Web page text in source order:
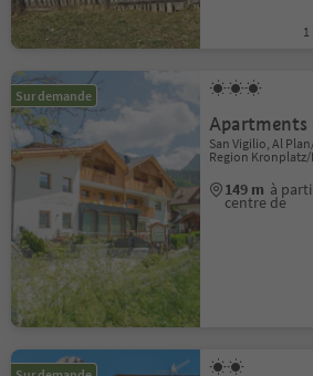
Sur demande
Apartments
San Vigilio, Al
Region
149 m à
centre de